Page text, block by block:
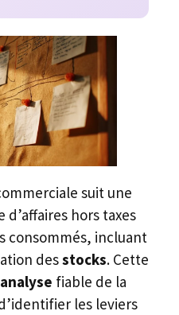
suit une
hors taxes
consommés, incluant
desstocks. Cette
analyse fiable de la
les leviers